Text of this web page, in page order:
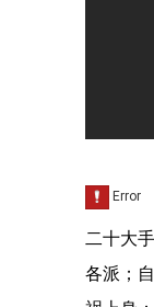
二十大
各派；